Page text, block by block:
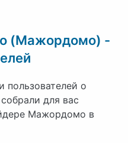
(Мажордомо) -
пользователей о
для вас
Мажордомо в